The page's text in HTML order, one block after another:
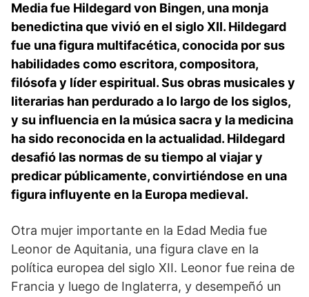
Media fue Hildegard von Bingen, una monja
benedictina ⁣que vivió⁣ en el siglo XII. Hildegard
fue una figura multifacética, conocida por sus
habilidades como escritora, compositora,‌
filósofa y líder espiritual. Sus obras ⁢musicales y
literarias han⁣ perdurado a lo largo ⁣de los siglos,
y su influencia en ⁢la música sacra y⁣ la medicina
ha sido reconocida en la actualidad.​ Hildegard
desafió las normas de su tiempo al viajar y
predicar​ públicamente, convirtiéndose en una
figura influyente en la ‌Europa medieval.
Otra mujer⁤ importante en la ⁤Edad Media fue
Leonor de Aquitania, ​una figura clave‌ en la
política europea del siglo XII. Leonor fue reina de
Francia y luego de Inglaterra, y desempeñó un